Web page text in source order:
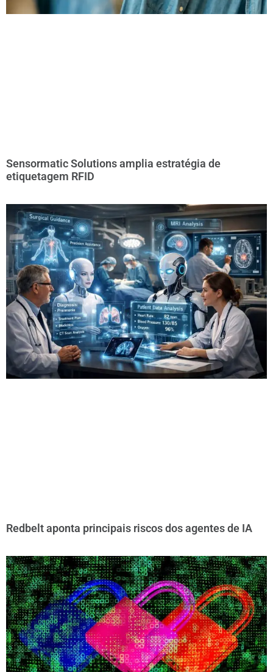
Sensormatic Solutions amplia estratégia de
etiquetagem RFID
Redbelt aponta principais riscos dos agentes de IA